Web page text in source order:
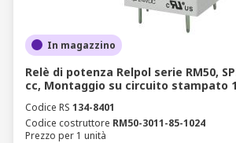
In magazzino
Relè di potenza Relpol serie RM50,
cc, Montaggio su circuito stampato
Codice RS 134-8401
Codice costruttore RM50-3011-85-1024
Prezzo per 1 unità